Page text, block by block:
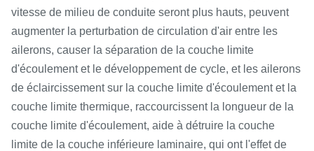
vitesse de milieu de conduite seront plus hauts, peuvent
augmenter la perturbation de circulation d'air entre les
ailerons, causer la séparation de la couche limite
d'écoulement et le développement de cycle, et les ailerons
de éclaircissement sur la couche limite d'écoulement et la
couche limite thermique, raccourcissent la longueur de la
couche limite d'écoulement, aide à détruire la couche
limite de la couche inférieure laminaire, qui ont l'effet de